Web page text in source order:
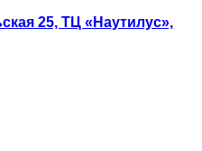
25, ТЦ «Наутилус»,